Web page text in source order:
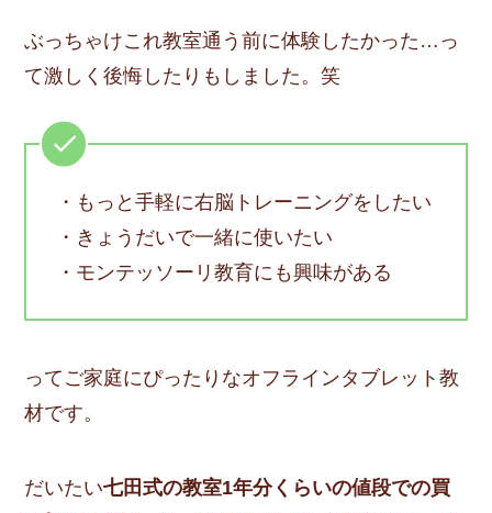
ぶっちゃけこれ教室通う前に体験したかった…っ
て激しく後悔したりもしました。笑
・もっと手軽に右脳トレーニングをしたい
・きょうだいで一緒に使いたい
・モンテッソーリ教育にも興味がある
ってご家庭にぴったりなオフラインタブレット教
材です。
だいたい七田式の教室1年分くらいの値段での買